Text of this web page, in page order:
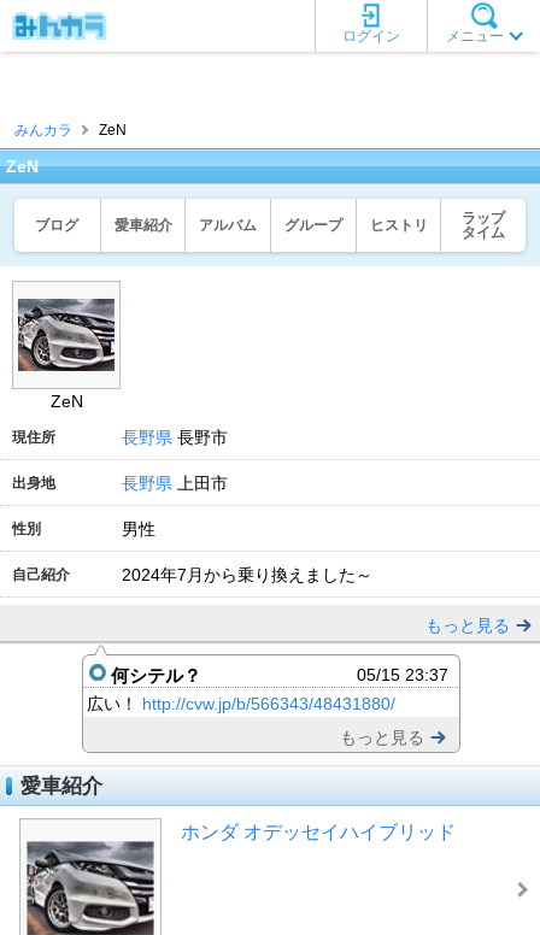
メニュー
ログイン
みんカラ ZeN
ZeN
ブログ 愛車紹介 アルバム グループ ヒストリ
ラップ
タイム
ZeN
現住所 長野県 長野市
出身地 長野県 上田市
性別 男性
自己紹介 2024年7月から乗り換えました～
もっと見る
何シテル？
05/15 23:37
広い！ http://cvw.jp/b/566343/48431880/
もっと見る
愛車紹介
ホンダ オデッセイハイブリッド